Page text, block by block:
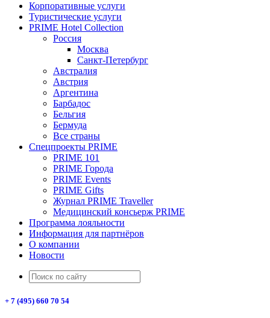
Корпоративные услуги
Туристические услуги
PRIME Hotel Collection
Россия
Москва
Санкт-Петербург
Австралия
Австрия
Аргентина
Барбадос
Бельгия
Бермуда
Все страны
Спецпроекты PRIME
PRIME 101
PRIME Города
PRIME Events
PRIME Gifts
Журнал PRIME Traveller
Медицинский консьерж PRIME
Программа лояльности
Информация для партнёров
О компании
Новости
+ 7 (495) 660 70 54